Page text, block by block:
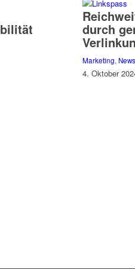
durch
Marketing,News
4. Oktober